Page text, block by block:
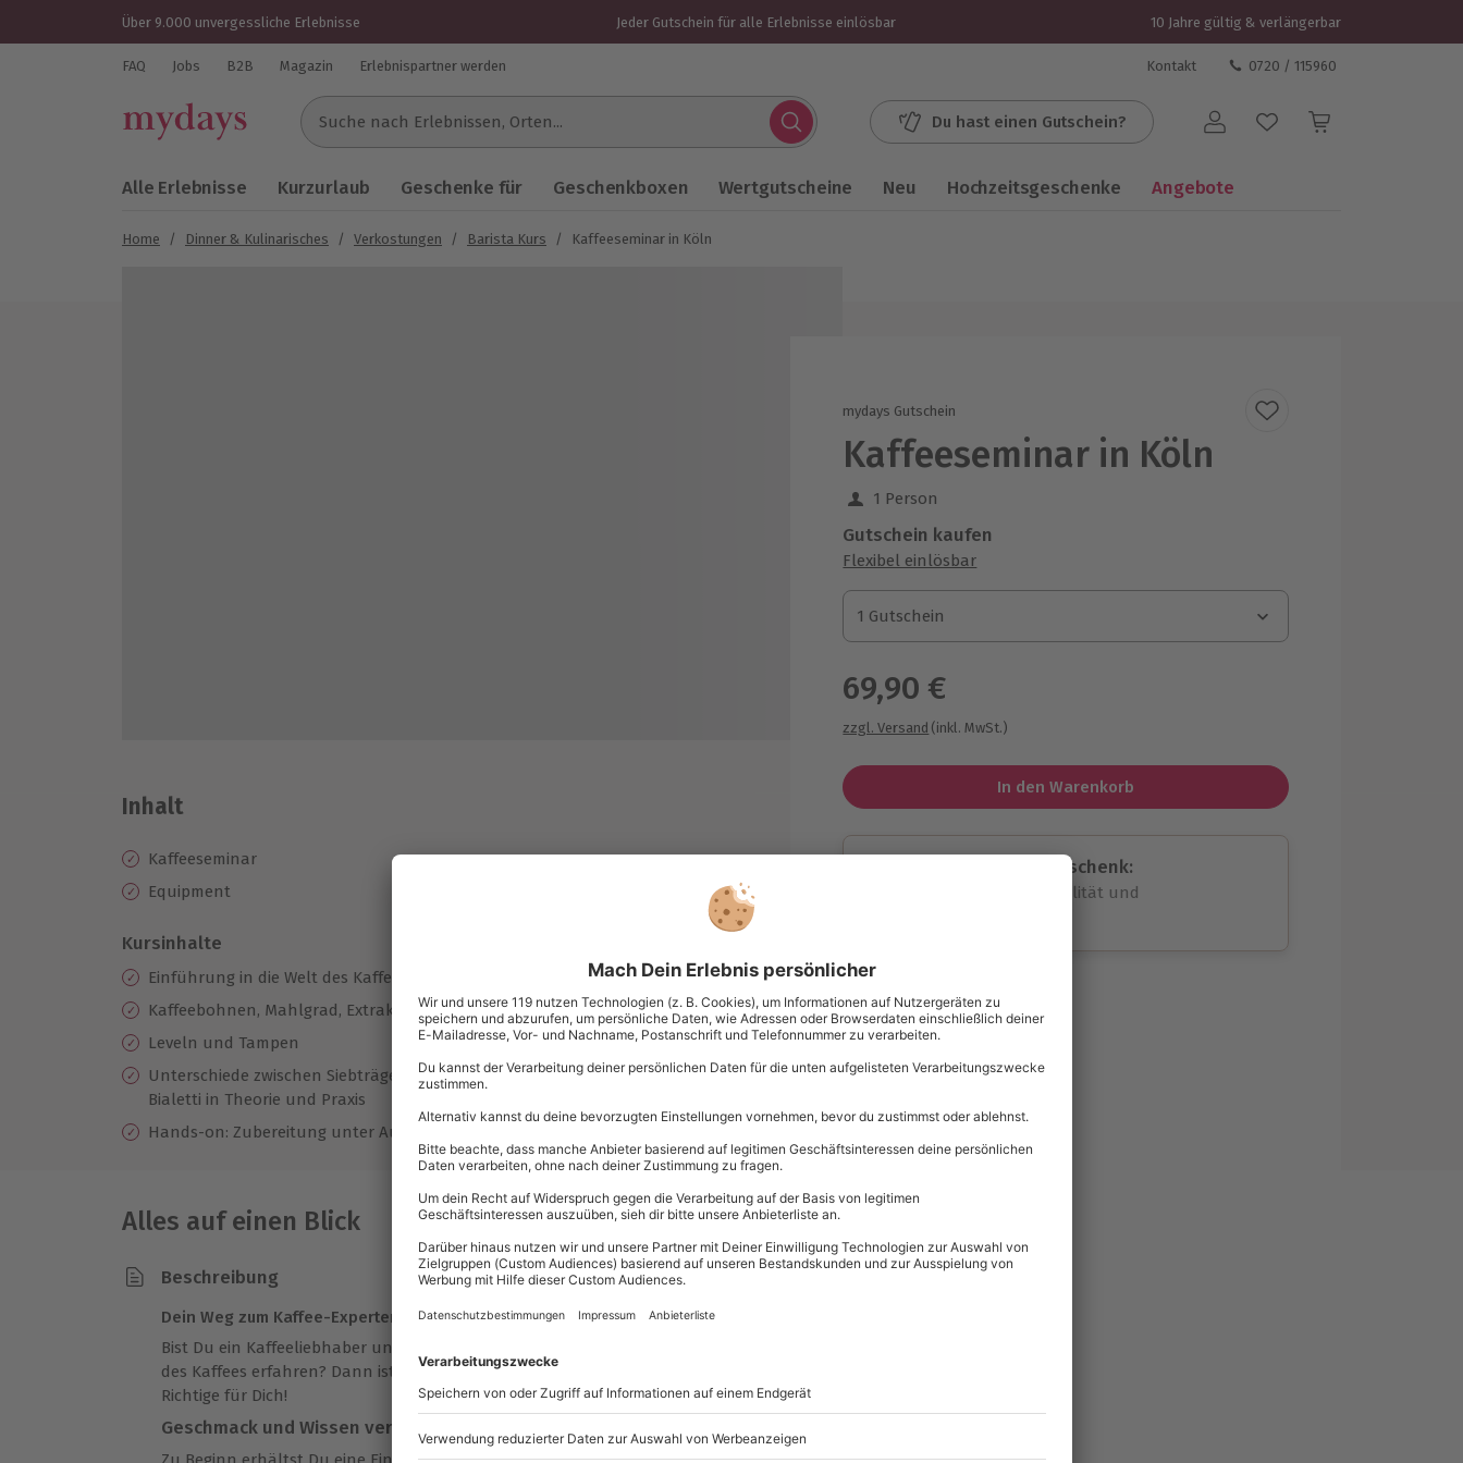
Über 9.000 unvergessliche Erlebnisse Jeder Gutschein für alle Erlebnisse einlösbar 10 Jahre gültig & verlängerbar
FAQ Jobs B2B Magazin Erlebnispartner werden Kontakt 0720 / 115960
Suche nach Erlebnissen...
Du hast einen Gutschein? Benutzerkonto
Alle Erlebnisse Kurzurlaub Geschenke für Geschenkboxen Wertgutscheine Neu Hochzeitsgeschenke Angebote
Home / Dinner & Kulinarisches / Verkostungen / Barista Kurs / Kaffeeseminar in Köln
mydays Gutschein
Kaffeeseminar in Köln
1 Person
Gutschein kaufen
Flexibel einlösbar
1 Gutschein
1 Gutschein
1 Gutschein
69,90 €
zzgl. Versand (inkl. MwSt.)
In den Warenkorb
Immer das passende Geschenk:
Große Auswahl, volle Flexibilität und
Erlebnisse.
Volle Flexibilität
Jeder Gutschein für alle Erlebnisse
einlösbar.
10 Jahre gültig & verlängerbar.
Inhalt
Kaffeeseminar
Equipment
Kursinhalte
Einführung in die Welt des Kaffees
Kaffeebohnen, Mahlgrad, Extraktion, Geschmack
Leveln und Tampen
Unterschiede zwischen Siebträgern, Frenchpress, Aeropress, Filterkaffee und
Bialetti in Theorie und Praxis
Hands-on: Zubereitung unter Aufsicht
Alles auf einen Blick
Beschreibung
Dein Weg zum Kaffee-Experten: Kaffeeseminar in Köln
Bist Du ein Kaffeeliebhaber und möchtest mehr über die faszinierende Welt
des Kaffees erfahren? Dann ist
das Kaffeeseminar in Köln
Richtige für Dich!
Geschmack und Wissen vereint